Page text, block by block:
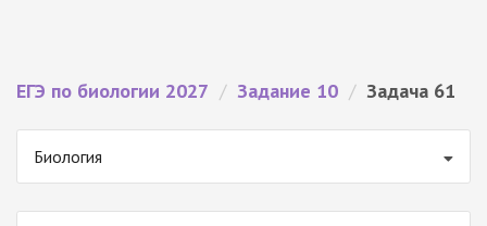
ЕГЭ по биологии 2027 / Задание 10 / Задача 61
Биология